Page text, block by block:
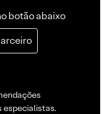
botão abaixo
especialistas.